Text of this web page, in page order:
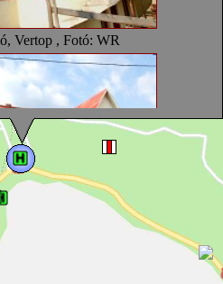
Vertop , Fotó: WR
Vertop , Fotó: WR